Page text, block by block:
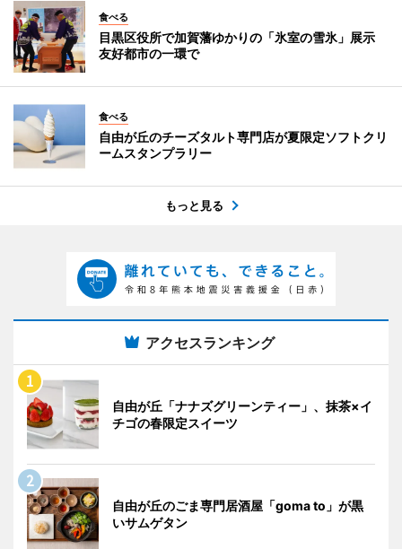
食べる
目黒区役所で加賀藩ゆかりの「氷室の雪氷」展示
友好都市の一環で
食べる
自由が丘のチーズタルト専門店が夏限定ソフトクリ
ームスタンプラリー
もっと見る
アクセスランキング
自由が丘「ナナズグリーンティー」、抹茶×イ
チゴの春限定スイーツ
自由が丘のごま専門居酒屋「goma to」が黒
いサムゲタン